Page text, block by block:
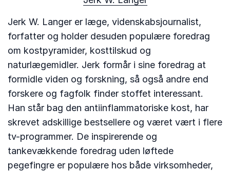
Jerk W. Langer er læge, videnskabsjournalist,
forfatter og holder desuden populære foredrag
om kostpyramider, kosttilskud og
naturlægemidler. Jerk formår i sine foredrag at
formidle viden og forskning, så også andre end
forskere og fagfolk finder stoffet interessant.
Han står bag den antiinflammatoriske kost, har
skrevet adskillige bestsellere og været vært i flere
tv-programmer. De inspirerende og
tankevækkende foredrag uden løftede
pegefingre er populære hos både virksomheder,